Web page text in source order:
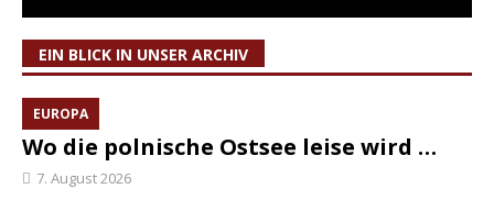
EIN BLICK IN UNSER ARCHIV
EUROPA
Wo die polnische Ostsee leise wird …
7. August 2026